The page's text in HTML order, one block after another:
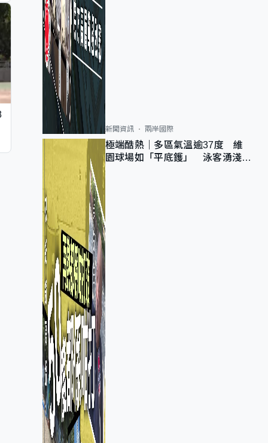
新聞資訊 兩岸國際
極端酷熱｜多區氣溫逾37度 維
園球場如「平底鑊」 泳客湧淺水
灣消暑